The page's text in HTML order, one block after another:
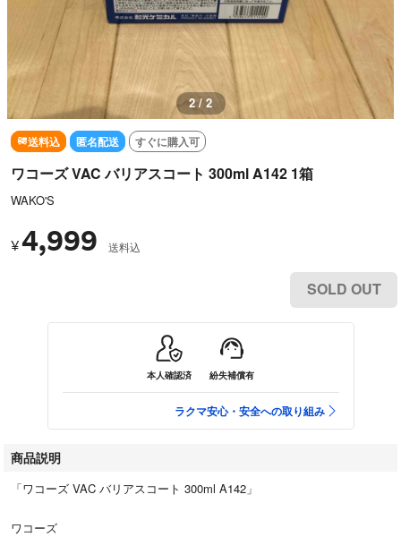
1 / 2
送料込 匿名配送 すぐに購入可
ワコーズ VAC バリアスコート 300ml A142 1箱
WAKO'S
¥4,999 送料込
SOLD OUT
本人確認済 紛失補償有
ラクマ安心・安全への取り組み
商品説明
「ワコーズ VAC バリアスコート 300ml A142」
ワコーズ